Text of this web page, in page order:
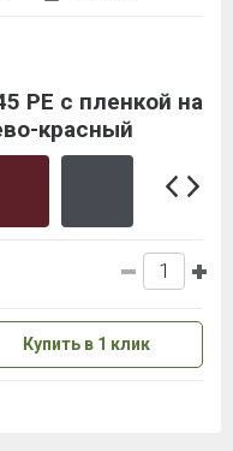
PE с пленкой на
красный
Купить в 1 клик